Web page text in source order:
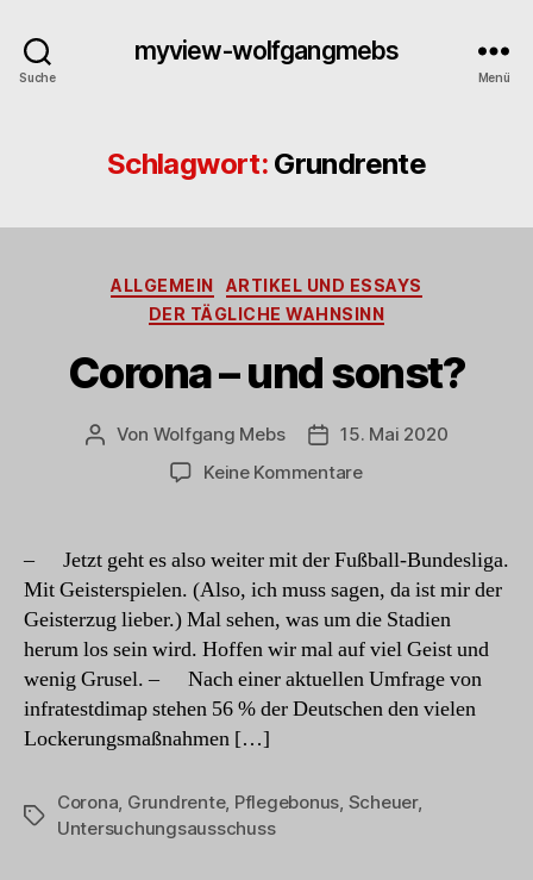
Suche
myview-wolfgangmebs
Menü
Schlagwort: Grundrente
Kategorien
ALLGEMEIN
ARTIKEL UND ESSAYS
DER TÄGLICHE WAHNSINN
Corona – und sonst?
Beitragsautor
Von Wolfgang Mebs Beitragsdatum
15. Mai 2020
Keine Kommentarezu
und
– Jetzt geht es also weiter mit der Fußball-Bundesliga.
Mit Geisterspielen. (Also, ich muss sagen, da ist mir der
Geisterzug lieber.) Mal sehen, was um die Stadien
herum los sein wird. Hoffen wir mal auf viel Geist und
wenig Grusel. – Nach einer aktuellen Umfrage von
infratestdimap stehen 56 % der Deutschen den vielen
Lockerungsmaßnahmen […]
Schlagwörter
Corona, Grundrente, Pflegebonus, Scheuer,
Untersuchungsausschuss